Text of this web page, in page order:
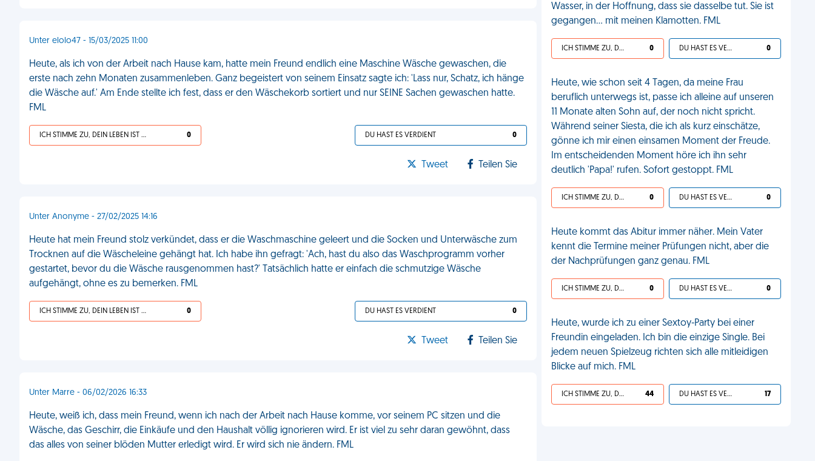
Unter elolo47 - 15/03/2025 11:00
Heute, als ich von der Arbeit nach Hause kam, hatte mein Freund endlich eine Maschine Wäsche gewaschen, die
erste nach zehn Monaten zusammenleben. Ganz begeistert von seinem Einsatz sagte ich: 'Lass nur, Schatz, ich hänge
die Wäsche auf.' Am Ende stellte ich fest, dass er den Wäschekorb sortiert und nur SEINE Sachen gewaschen hatte.
FML
ICH STIMME ZU, DEIN LEBEN IST SCHEISSE 0 DU HAST ES VERDIENT 0
Tweet Teilen Sie
Unter Anonyme - 27/02/2025 14:16
Heute hat mein Freund stolz verkündet, dass er die Waschmaschine geleert und die Socken und Unterwäsche zum
Trocknen auf die Wäscheleine gehängt hat. Ich habe ihn gefragt: 'Ach, hast du also das Waschprogramm vorher
gestartet, bevor du die Wäsche rausgenommen hast?' Tatsächlich hatte er einfach die schmutzige Wäsche
aufgehängt, ohne es zu bemerken. FML
ICH STIMME ZU, DEIN LEBEN IST SCHEISSE 0 DU HAST ES VERDIENT 0
Tweet Teilen Sie
Unter Marre - 06/02/2026 16:33
Heute, weiß ich, dass mein Freund, wenn ich nach der Arbeit nach Hause komme, vor seinem PC sitzen und die
Wäsche, das Geschirr, die Einkäufe und den Haushalt völlig ignorieren wird. Er ist viel zu sehr daran gewöhnt, dass
das alles von seiner blöden Mutter erledigt wird. Er wird sich nie ändern. FML
Wasser, in der Hoffnung, dass sie dasselbe tut. Sie ist
gegangen... mit meinen Klamotten. FML
ICH STIMME ZU, DEIN LEBEN IST SCHEISSE 0 DU HAST ES VERDIENT 0
Heute, wie schon seit 4 Tagen, da meine Frau
beruflich unterwegs ist, passe ich alleine auf unseren
11 Monate alten Sohn auf, der noch nicht spricht.
Während seiner Siesta, die ich als kurz einschätze,
gönne ich mir einen einsamen Moment der Freude.
Im entscheidenden Moment höre ich ihn sehr
deutlich 'Papa!' rufen. Sofort gestoppt. FML
ICH STIMME ZU, DEIN LEBEN IST SCHEISSE 0 DU HAST ES VERDIENT 0
Heute kommt das Abitur immer näher. Mein Vater
kennt die Termine meiner Prüfungen nicht, aber die
der Nachprüfungen ganz genau. FML
ICH STIMME ZU, DEIN LEBEN IST SCHEISSE 0 DU HAST ES VERDIENT 0
Heute, wurde ich zu einer Sextoy-Party bei einer
Freundin eingeladen. Ich bin die einzige Single. Bei
jedem neuen Spielzeug richten sich alle mitleidigen
Blicke auf mich. FML
ICH STIMME ZU, DEIN LEBEN IST SCHEISSE 44 DU HAST ES VERDIENT 17